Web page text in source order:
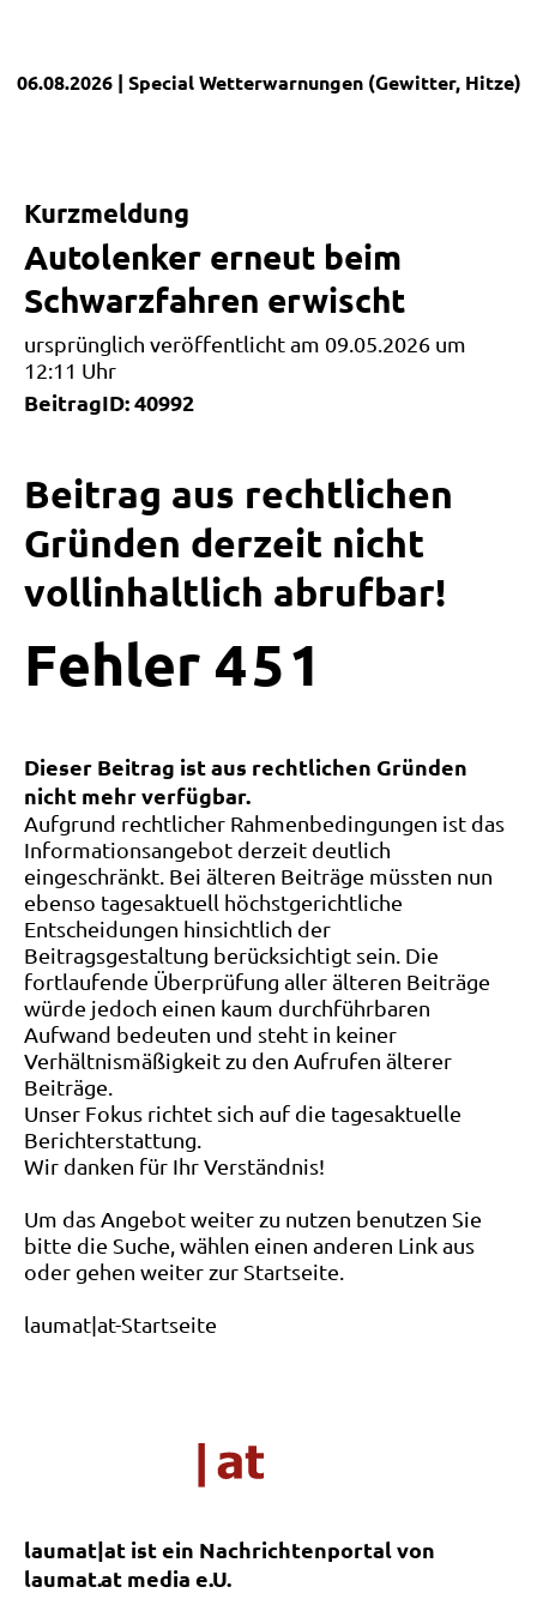
06.08.2026 | SpecialWetterwarnungen (Gewitter, Hitze)
Kurzmeldung
Autolenker erneut beim
Schwarzfahren erwischt
ursprünglich veröffentlicht am 09.05.2026 um
12:11 Uhr
BeitragID: 40992
Beitrag aus rechtlichen
Gründen derzeit nicht
vollinhaltlich abrufbar!
Fehler 4 5 1
Dieser Beitrag ist aus rechtlichen Gründen
nicht mehr verfügbar.
Aufgrund rechtlicher Rahmenbedingungen ist das
Informationsangebot derzeit deutlich
eingeschränkt. Bei älteren Beiträge müssten nun
ebenso tagesaktuell höchstgerichtliche
Entscheidungen hinsichtlich der
Beitragsgestaltung berücksichtigt sein. Die
fortlaufende Überprüfung aller älteren Beiträge
würde jedoch einen kaum durchführbaren
Aufwand bedeuten und steht in keiner
Verhältnismäßigkeit zu den Aufrufen älterer
Beiträge.
Unser Fokus richtet sich auf die tagesaktuelle
Berichterstattung.
Wir danken für Ihr Verständnis!
Um das Angebot weiter zu nutzen benutzen Sie
bitte die Suche, wählen einen anderen Link aus
oder gehen weiter zur Startseite.
laumat|at-Startseite
laumat|at ist ein Nachrichtenportal von
laumat.at media e.U.